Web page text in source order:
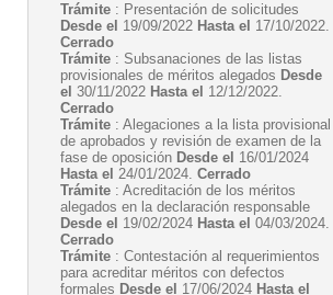
Trámite : Presentación de solicitudes
Desde el 19/09/2022 Hasta el 17/10/2022.
Cerrado
Trámite : Subsanaciones de las listas
provisionales de méritos alegados Desde
el 30/11/2022 Hasta el 12/12/2022.
Cerrado
Trámite : Alegaciones a la lista provisional
de aprobados y revisión de examen de la
fase de oposición Desde el 16/01/2024
Hasta el 24/01/2024. Cerrado
Trámite : Acreditación de los méritos
alegados en la declaración responsable
Desde el 19/02/2024 Hasta el 04/03/2024.
Cerrado
Trámite : Contestación al requerimientos
para acreditar méritos con defectos
formales Desde el 17/06/2024 Hasta el